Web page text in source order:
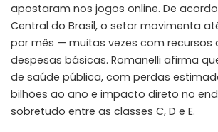
apostaram nos jogos online. De
Central do Brasil, o setor movimenta
por mês — muitas vezes com recursos
despesas básicas. Romanelli afirma
de saúde pública, com perdas
bilhões ao ano e impacto direto no
sobretudo entre as classes C, D e E.